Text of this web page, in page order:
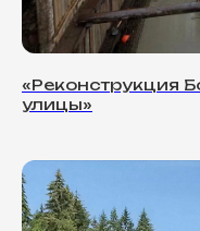
«Реконструкция
улицы»